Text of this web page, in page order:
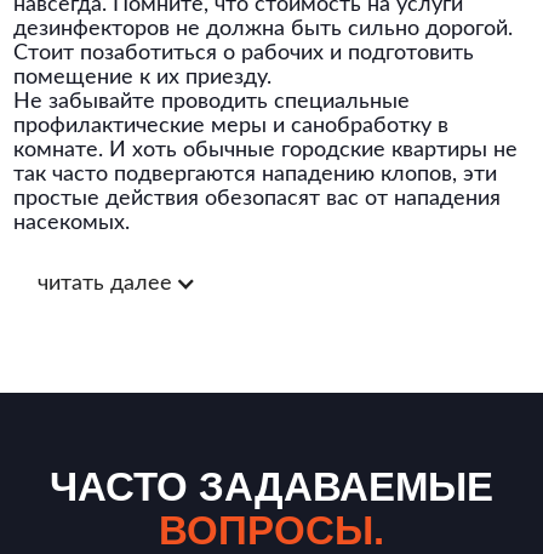
навсегда. Помните, что стоимость на услуги
дезинфекторов не должна быть сильно дорогой.
Стоит позаботиться о рабочих и подготовить
помещение к их приезду.
Не забывайте проводить специальные
профилактические меры и санобработку в
комнате. И хоть обычные городские квартиры не
так часто подвергаются нападению клопов, эти
простые действия обезопасят вас от нападения
насекомых.
читать далее
ЧАСТО ЗАДАВАЕМЫЕ
ВОПРОСЫ.